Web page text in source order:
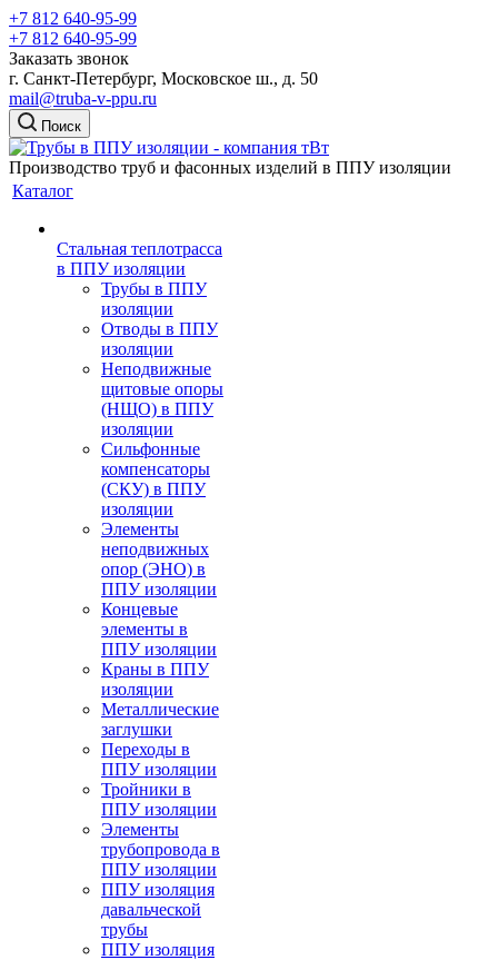
+7 812 640-95-99
+7 812 640-95-99
Заказать звонок
г. Санкт-Петербург, Московское ш., д. 50
mail@truba-v-ppu.ru
Поиск
Производство труб и фасонных изделий в ППУ изоляции
Каталог
Стальная теплотрасса
в ППУ изоляции
Трубы в ППУ
изоляции
Отводы в ППУ
изоляции
Неподвижные
щитовые опоры
(НЩО) в ППУ
изоляции
Cильфонные
компенсаторы
(СКУ) в ППУ
изоляции
Элементы
неподвижных
опор (ЭНО) в
ППУ изоляции
Концевые
элементы в
ППУ изоляции
Краны в ППУ
изоляции
Металлические
заглушки
Переходы в
ППУ изоляции
Тройники в
ППУ изоляции
Элементы
трубопровода в
ППУ изоляции
ППУ изоляция
давальческой
трубы
ППУ изоляция